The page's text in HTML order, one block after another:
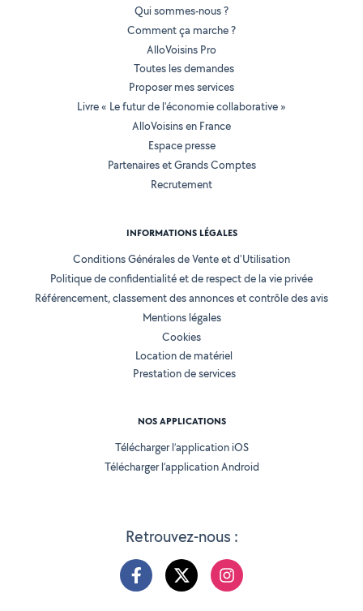
Retrouvez-nous :
Qui sommes-nous ?
Comment ça marche ?
AlloVoisins Pro
Toutes les demandes
Proposer mes services
Livre « Le futur de l'économie collaborative »
AlloVoisins en France
Espace presse
Partenaires et Grands Comptes
Recrutement
INFORMATIONS LÉGALES
Conditions Générales de Vente et d'Utilisation
Politique de confidentialité et de respect de la vie privée
Référencement, classement des annonces et contrôle des avis
Mentions légales
Cookies
Location de matériel
Prestation de services
NOS APPLICATIONS
Télécharger l’application iOS
Télécharger l’application Android